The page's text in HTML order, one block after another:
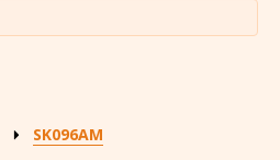
SK096AM